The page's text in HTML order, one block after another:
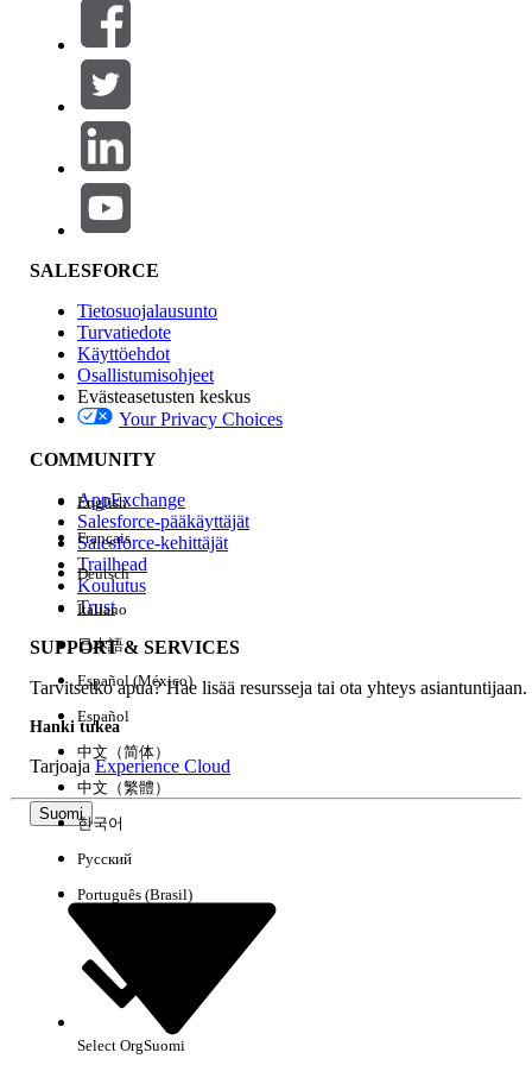
Suodattimet (0)
VALITSE SUODATTIMET
Tuotealue
Ominaisuuden vaikutus
Edition
Kokemus
Tyhjennä kaikki Valmis
SALESFORCE
Tietosuojalausunto
Turvatiedote
Käyttöehdot
Osallistumisohjeet
Evästeasetusten keskus
Your Privacy Choices
COMMUNITY
AppExchange
Salesforce-pääkäyttäjät
Salesforce-kehittäjät
Trailhead
Koulutus
Trust
SUPPORT & SERVICES
Tarvitsetko apua? Hae lisää resursseja tai ota yhteys asiantuntijaan.
Hanki tukea
TarjoajaExperience Cloud
Suomi
English
Français
Deutsch
Italiano
日本語
Español (México)
Español
中文（简体）
中文（繁體）
한국어
Русский
Português (Brasil)
Select OrgSuomi